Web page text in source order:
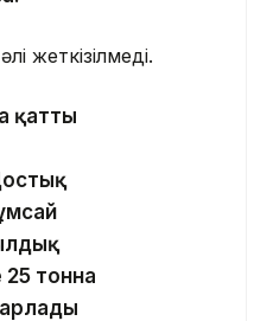
жеткізілмеді.
қатты
тонна